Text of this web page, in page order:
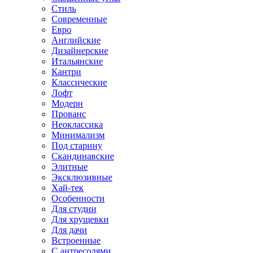
Стиль
Современные
Евро
Английские
Дизайнерские
Итальянские
Кантри
Классические
Лофт
Модерн
Прованс
Неоклассика
Минимализм
Под старину
Скандинавские
Элитные
Эксклюзивные
Хай-тек
Особенности
Для студии
Для хрущевки
Для дачи
Встроенные
С антресолями